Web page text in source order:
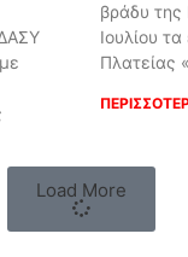
βράδυ
Ιουλίου
Πλατείας
Load More